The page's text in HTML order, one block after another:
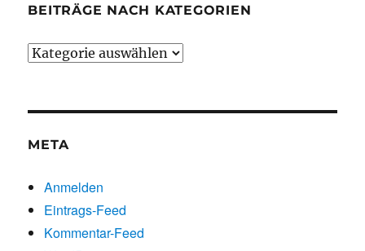
BEITRÄGE NACH KATEGORIEN
Beiträge
META
Anmelden
Eintrags-Feed
Kommentar-Feed